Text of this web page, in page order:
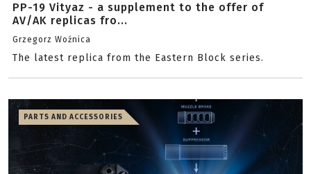
PP-19 Vityaz - a supplement to the offer of
AV/AK replicas fro...
Grzegorz Woźnica
The latest replica from the Eastern Block series.
PARTS AND ACCESSORIES